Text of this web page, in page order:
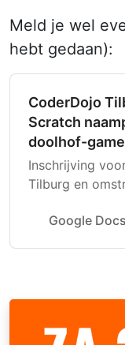
Meld je wel
hebt gedaan):
CoderDojo
Scratch
doolhof-
Inschrijving
Tilburg en
van 13:00 tot
Deelname
inschrijven! We
slag met
Google Docs